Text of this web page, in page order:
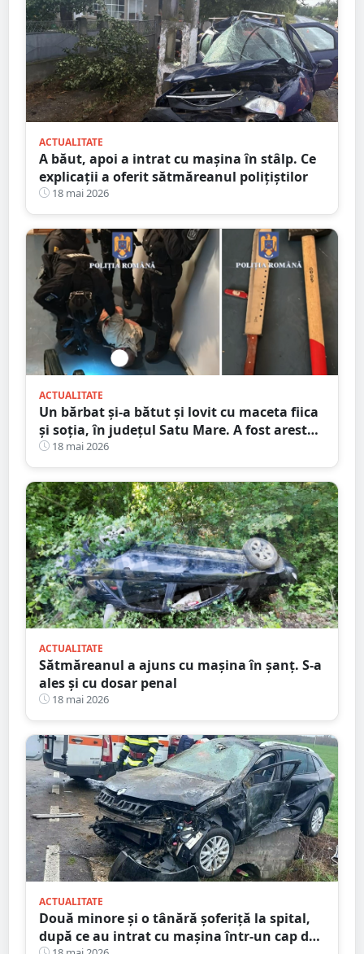
ACTUALITATE
A băut, apoi a intrat cu mașina în stâlp. Ce
explicații a oferit sătmăreanul polițiștilor
18 mai 2026
ACTUALITATE
Un bărbat și-a bătut și lovit cu maceta fiica
și soția, în județul Satu Mare. A fost arestat
preventiv
18 mai 2026
ACTUALITATE
Sătmăreanul a ajuns cu mașina în șanț. S-a
ales și cu dosar penal
18 mai 2026
ACTUALITATE
Două minore și o tânără șoferiță la spital,
după ce au intrat cu mașina într-un cap de